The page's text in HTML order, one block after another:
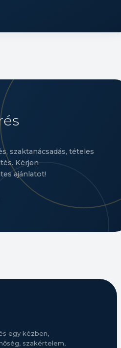
szaktanácsadás, tételes
Kérjen
ajánlatot!
egy kézben,
szakértelem,